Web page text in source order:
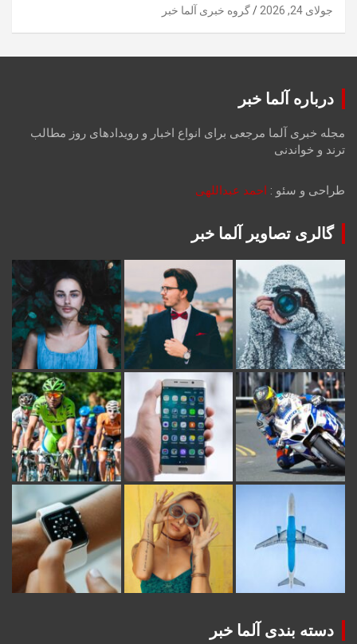
جولای 24, 2026 گروه خبری آلما خبر
درباره آلما خبر
مجله خبری آلما مرجعی برای انواع اخبار و رویدادهای روز مطالب
ترند و خواندنی
طراحی و سئو : احمد عبداللهی
گالری تصاویر آلما خبر
دسته بندی آلما خبر